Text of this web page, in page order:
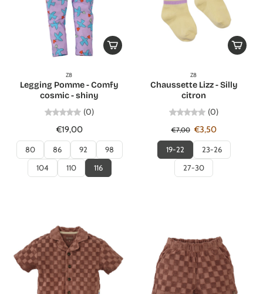
Z8
Legging Pomme - Comfy
cosmic - shiny
(0)
€19,00
80 86 92
98
104
110 116
Z8
Chaussette Lizz - Silly
citron
(0)
€7,00 €3,50
19-22
23-26
27-30